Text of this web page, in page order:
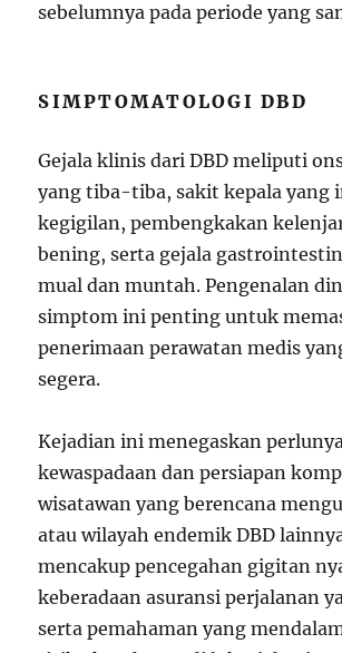
sebelumnya pada periode yang
SIMPTOMATOLOGI DBD
Gejala klinis dari DBD meliputi
yang tiba-tiba, sakit kepala yang
kegigilan, pembengkakan
bening, serta gejala
mual dan muntah. Pengenalan
simptom ini penting untuk
penerimaan perawatan medis
segera.
Kejadian ini menegaskan
kewaspadaan dan persiapan
wisatawan yang berencana
atau wilayah endemik DBD
mencakup pencegahan gigitan
keberadaan asuransi perjalanan
serta pemahaman yang